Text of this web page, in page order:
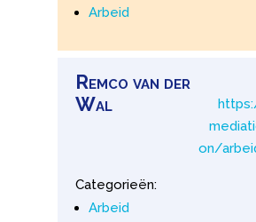
Arbeid
Remco van der
Wal
on/
Categorieën:
Arbeid